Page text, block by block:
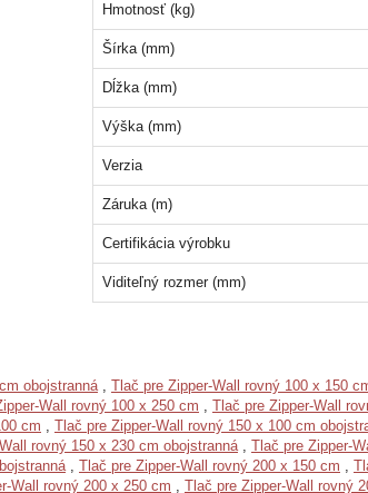
Hmotnosť (kg)
Šírka (mm)
Dĺžka (mm)
Výška (mm)
Verzia
Záruka (m)
Certifikácia výrobku
Viditeľný rozmer (mm)
obojstranná , Tlač pre Zipper-Wall rovný 100 x 150
Wall rovný 100 x 250 cm , Tlač pre Zipper-Wall
cm , Tlač pre Zipper-Wall rovný 150 x 100 cm
rovný 150 x 230 cm obojstranná , Tlač pre Zipper-
, Tlač pre Zipper-Wall rovný 200 x 150 cm ,
Wall rovný 200 x 250 cm , Tlač pre Zipper-Wall rovný